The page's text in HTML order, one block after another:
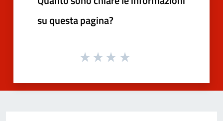
su questa pagina?